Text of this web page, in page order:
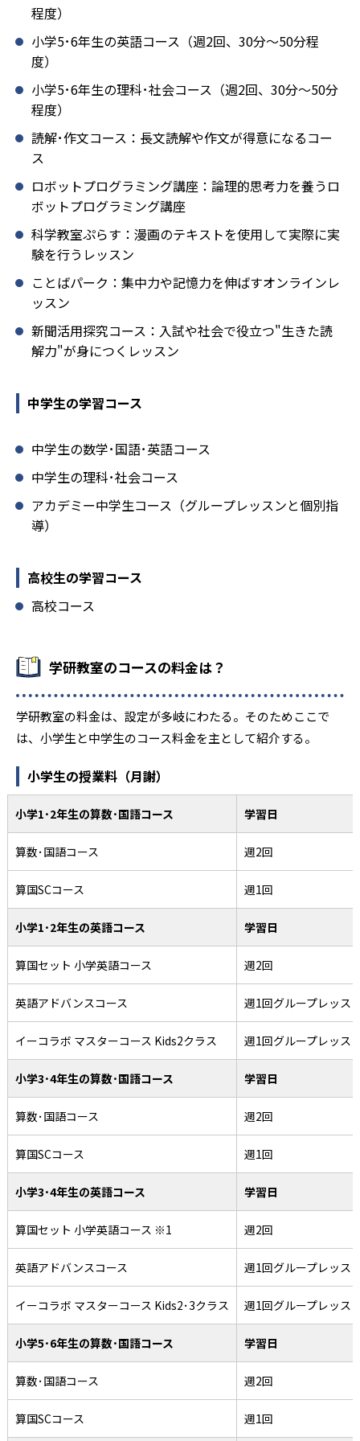
程度）
小学5･6年生の英語コース（週2回、30分～50分程
度）
小学5･6年生の理科･社会コース（週2回、30分～50分
程度）
読解･作文コース：長文読解や作文が得意になるコー
ス
ロボットプログラミング講座：論理的思考力を養うロ
ボットプログラミング講座
科学教室ぷらす：漫画のテキストを使用して実際に実
験を行うレッスン
ことばパーク：集中力や記憶力を伸ばすオンラインレ
ッスン
新聞活用探究コース：入試や社会で役立つ"生きた読
解力"が身につくレッスン
中学生の学習コース
中学生の数学･国語･英語コース
中学生の理科･社会コース
アカデミー中学生コース（グループレッスンと個別指
導）
高校生の学習コース
高校コース
学研教室のコースの料金は？
学研教室の料金は、設定が多岐にわたる。そのためここで
は、小学生と中学生のコース料金を主として紹介する。
小学生の授業料（月謝）
小学1･2年生の算数･国語コース 学習日
算数･国語コース 週2回
算国SCコース 週1回
小学1･2年生の英語コース 学習日
算国セット 小学英語コース 週2回
英語アドバンスコース 週1回グループレッス
イーコラボ マスターコース Kids2クラス 週1回グループレッス
小学3･4年生の算数･国語コース 学習日
算数･国語コース 週2回
算国SCコース 週1回
小学3･4年生の英語コース 学習日
算国セット 小学英語コース ※1 週2回
英語アドバンスコース 週1回グループレッス
イーコラボ マスターコース Kids2･3クラス 週1回グループレッス
小学5･6年生の算数･国語コース 学習日
算数･国語コース 週2回
算国SCコース 週1回